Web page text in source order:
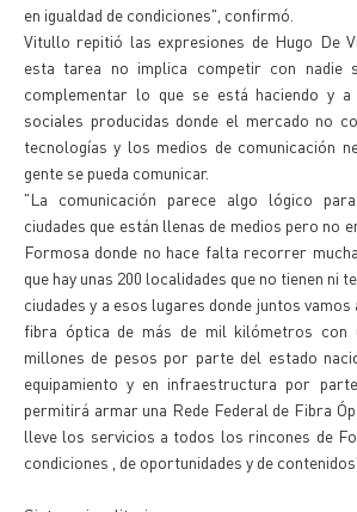
en igualdad de condiciones", confirmó.
Vitullo repitió las expresiones de Hugo De
esta tarea no implica competir con nadie
complementar lo que se está haciendo y
sociales producidas donde el mercado no
tecnologías y los medios de comunicación
gente se pueda comunicar.
"La comunicación parece algo lógico
ciudades que están llenas de medios pero no
Formosa donde no hace falta recorrer
que hay unas 200 localidades que no tienen ni
ciudades y a esos lugares donde juntos
fibra óptica de más de mil kilómetros con
millones de pesos por parte del estado
equipamiento y en infraestructura por
permitirá armar una Rede Federal de Fibra
lleve los servicios a todos los rincones de
condiciones , de oportunidades y de